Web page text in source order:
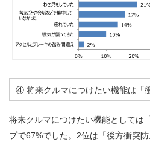
④ 将来クルマにつけたい機能は「
将来クルマにつけたい機能としては
プで67%でした。2位は「後方衝突